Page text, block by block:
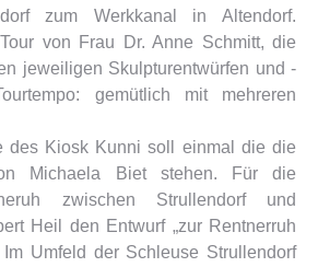
zum Werkkanal in Altendorf.
von Frau Dr. Anne Schmitt, die
jeweiligen Skulpturentwürfen und -
gemütlich mit mehreren
des Kiosk Kunni soll einmal die die
Michaela Biet stehen. Für die
zwischen Strullendorf und
Heil den Entwurf „zur Rentnerruh
Im Umfeld der Schleuse Strullendorf